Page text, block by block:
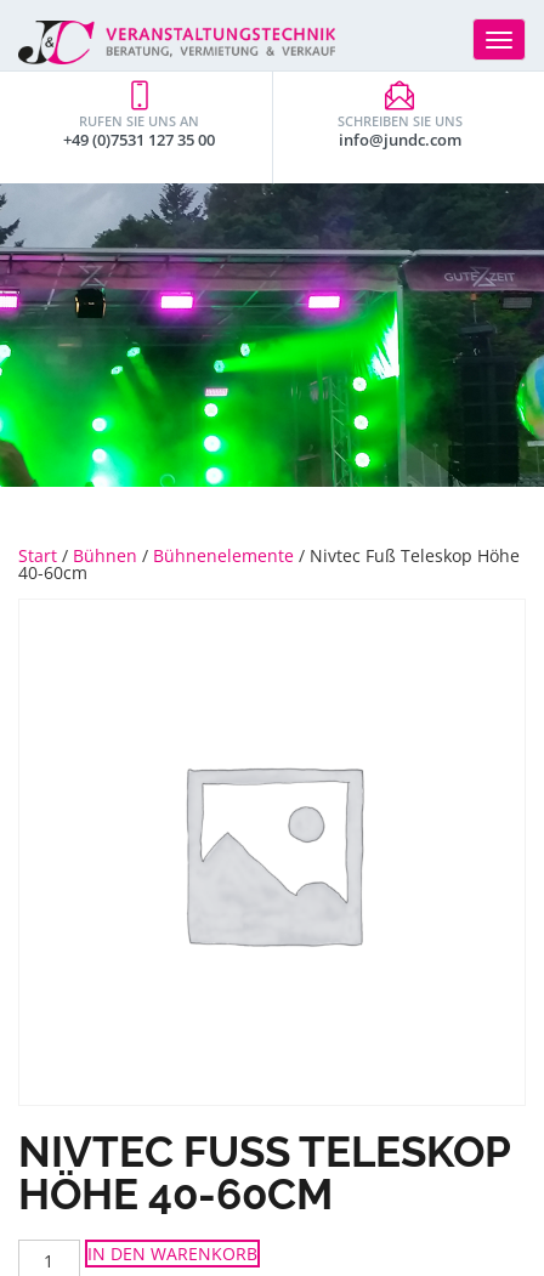
Toggle
SCHREIBEN SIE UNS
info@jundc.com
RUFEN SIE UNS AN
+49 (0)7531 127 35 00
Start / Bühnen / Bühnenelemente / Nivtec Fuß Teleskop Höhe
40-60cm
NIVTEC FUSS TELESKOP H
ÖHE 40-60CM
Nivtec
Fuß IN DEN WARENKORB